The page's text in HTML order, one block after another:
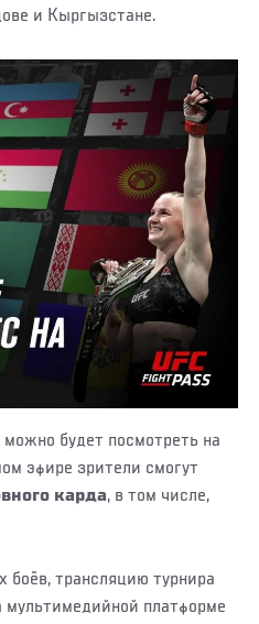
и Кыргызстане.
будет посмотреть на
эфире зрители смогут
карда, в том числе,
боёв, трансляцию турнира
мультимедийной платформе